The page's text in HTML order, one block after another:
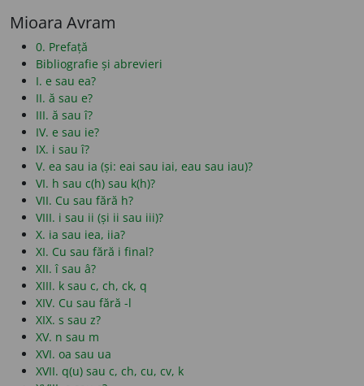
Mioara Avram
0. Prefață
Bibliografie și abrevieri
I. e sau ea?
II. ă sau e?
III. ă sau î?
IV. e sau ie?
IX. i sau î?
V. ea sau ia (și: eai sau iai, eau sau iau)?
VI. h sau c(h) sau k(h)?
VII. Cu sau fără h?
VIII. i sau ii (și ii sau iii)?
X. ia sau iea, iia?
XI. Cu sau fără i final?
XII. î sau â?
XIII. k sau c, ch, ck, q
XIV. Cu sau fără -l
XIX. s sau z?
XV. n sau m
XVI. oa sau ua
XVII. q(u) sau c, ch, cu, cv, k